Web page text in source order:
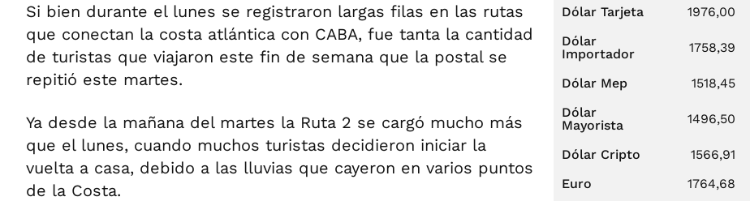
Si bien durante el lunes se registraron largas filas en las rutas
que conectan la costa atlántica con CABA, fue tanta la cantidad
de turistas que viajaron este fin de semana que la postal se
repitió este martes.
Ya desde la mañana del martes la Ruta 2 se cargó mucho más
que el lunes, cuando muchos turistas decidieron iniciar la
vuelta a casa, debido a las lluvias que cayeron en varios puntos
de la Costa.
Dólar Tarjeta
1976,00
Dólar
Importador
1758,39
Dólar Mep 1518,45
Dólar
Mayorista
1496,50
Dólar Cripto 1566,91
Euro
1764,68